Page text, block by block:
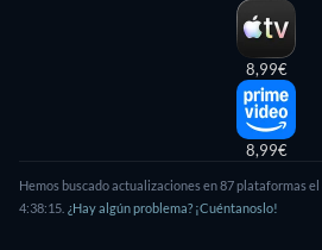
8,99€
8,99€
Hemos buscado actualizaciones en 87 plataformas el
4:38:15. ¿Hay algún problema? ¡Cuéntanoslo!